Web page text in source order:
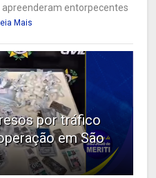
apreenderam entorpecentes
Mais
por tráfico
em São